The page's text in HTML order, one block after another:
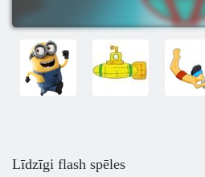
Līdzīgi flash spēles